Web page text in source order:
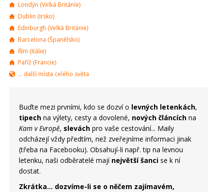
Londýn (Velká Británíe)
Dublin (Irsko)
Edinburgh (Velká Británie)
Barcelona (Španělsko)
Řím (Itálie)
Paříž (Francie)
... další místa celého světa
Buďte mezi prvními, kdo se dozví o levných letenkách,
tipech na výlety, cesty a dovolené, nových článcích na
Kam v Evropě, slevách pro vaše cestování... Maily
odcházejí vždy předtím, než zveřejníme informaci jinak
(třeba na Facebooku). Obsahují-li např. tip na levnou
letenku, naši odběratelé mají největší šanci se k ní
dostat.
Zkrátka... dozvíme-li se o něčem zajímavém,